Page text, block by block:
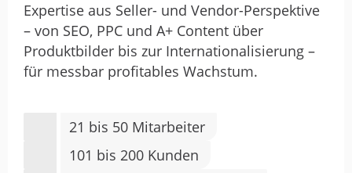
Expertise aus Seller- und Vendor-Perspektive
– von SEO, PPC und A+ Content über
Produktbilder bis zur Internationalisierung –
für messbar profitables Wachstum.
21 bis 50 Mitarbeiter
101 bis 200 Kunden